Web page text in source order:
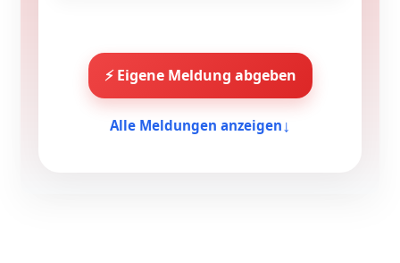
⚡ Eigene Meldung abgeben
Alle Meldungen anzeigen↓